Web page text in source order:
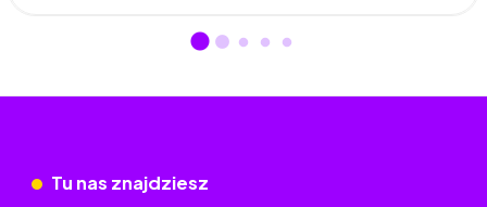
Tu nas znajdziesz